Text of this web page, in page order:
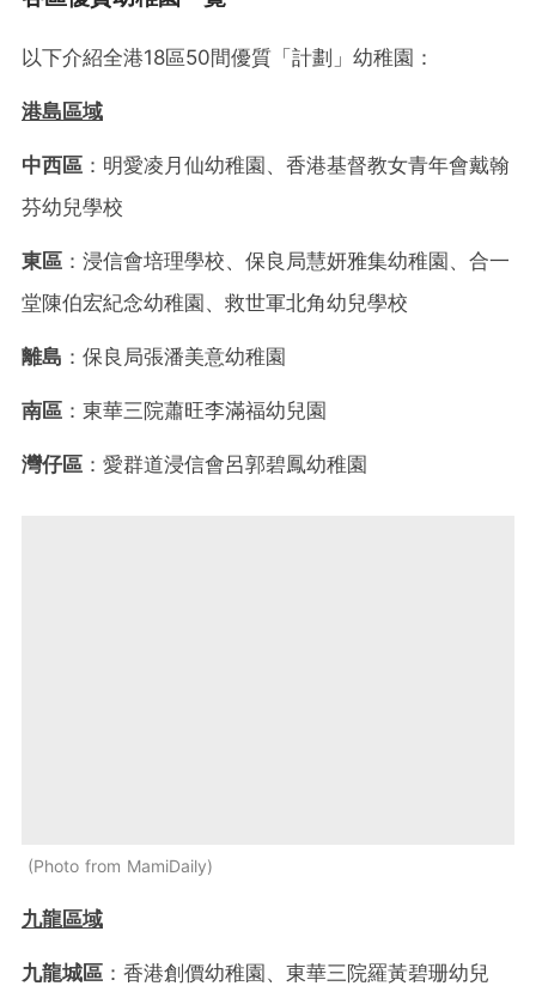
以下介紹全港18區50間優質「計劃」幼稚園：
港島區域
中西區 ：明愛凌月仙幼稚園、香港基督教女青年會戴翰
芬幼兒學校
東區 ：浸信會培理學校、保良局慧妍雅集幼稚園、合一
堂陳伯宏紀念幼稚園、救世軍北角幼兒學校
離島 ：保良局張潘美意幼稚園
南區 ：東華三院蕭旺李滿福幼兒園
灣仔區 ：愛群道浸信會呂郭碧鳳幼稚園
Photo from MamiDaily
九龍區域
九龍城區 ：香港創價幼稚園、東華三院羅黃碧珊幼兒